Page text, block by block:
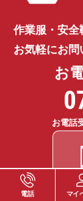
作業服・安全
お気軽にお
お
お電話
電話 マイ